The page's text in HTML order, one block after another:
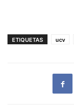
ETIQUETAS ucv